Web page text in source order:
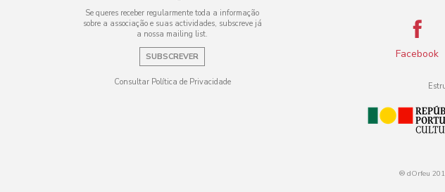
Se queres receber regularmente toda a informação
sobre a associação e suas actividades, subscreve já
a nossa mailing list.
SUBSCREVER
Consultar Política de Privacidade
Facebook
® dOrfeu